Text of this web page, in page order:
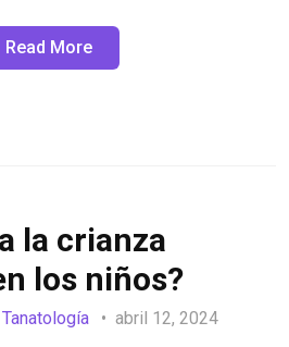
Read More
la crianza
los niños?
Tanatología abril 12, 2024